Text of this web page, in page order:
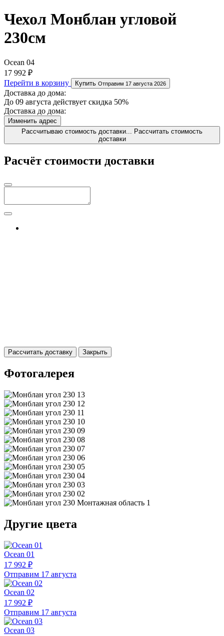
Чехол Монблан угловой
230см
Ocean 04
17 992 ₽
Перейти в корзину
Купить Отправим 17 августа 2026
Доставка до дома:
До 09 августа действует скидка 50%
Доставка до дома:
Изменить адрес
Рассчитываю стоимость доставки...
Рассчитать стоимость
доставки
Расчёт стоимости доставки
Рассчитать доставку Закрыть
Фотогалерея
Другие цвета
Ocean 01
17 992 ₽
Отправим 17 августа
Ocean 02
17 992 ₽
Отправим 17 августа
Ocean 03